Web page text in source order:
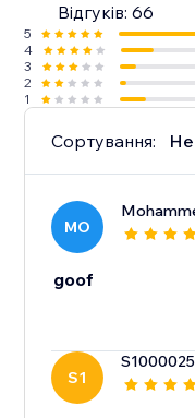
Відгуків: 66
5
4
3
2
1
Сортування:
MO
goof
S1
S1000025